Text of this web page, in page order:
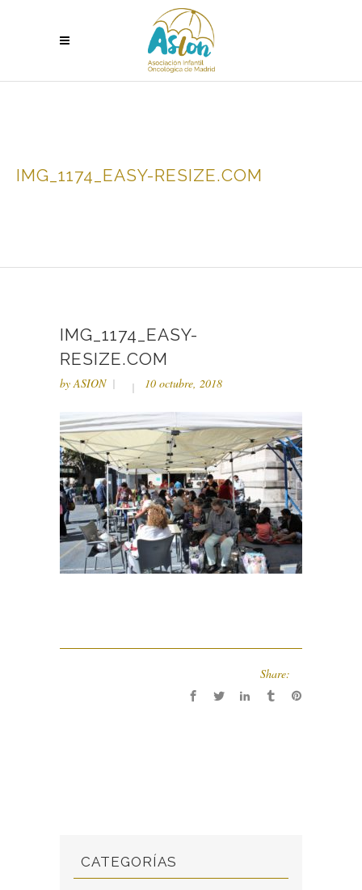
IMG_1174_EASY-RESIZE.COM
IMG_1174_EASY-
RESIZE.COM
byASION 10 octubre, 2018
Share:
CATEGORÍAS